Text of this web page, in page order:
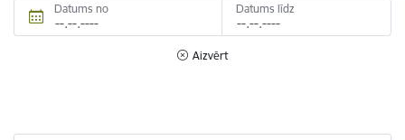
Datums no Datums līdz
Aizvērt